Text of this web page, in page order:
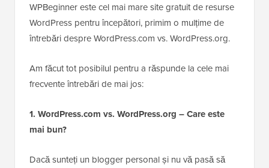
WPBeginner este cel mai mare site gratuit de resurse
WordPress pentru începători, primim o mulțime de
întrebări despre WordPress.com vs. WordPress.org.
Am făcut tot posibilul pentru a răspunde la cele mai
frecvente întrebări de mai jos:
1. WordPress.com vs. WordPress.org – Care este
mai bun?
Dacă sunteți un blogger personal și nu vă pasă să